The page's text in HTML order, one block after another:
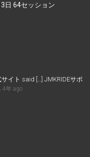
日 64セッション
イト said […] JMKRIDEサポ
4年 ago